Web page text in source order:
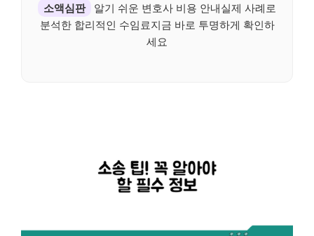
소액심판
알기 쉬운 변호사 비용 안내실제 사례로
분석한 합리적인 수임료지금 바로 투명하게 확인하
세요